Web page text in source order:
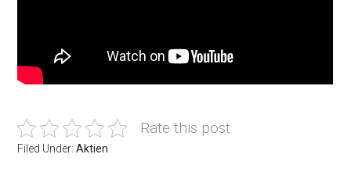
Rate this post
Filed Under:Aktien